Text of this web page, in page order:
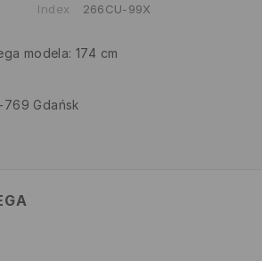
Index 266CU-99X
modela: 174 cm
Gdańsk